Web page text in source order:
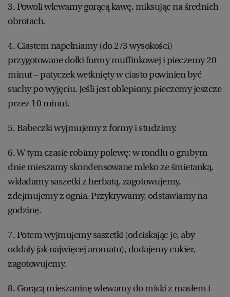
3. Powoli wlewamy gorącą kawę, miksując na średnich
obrotach.
4. Ciastem napełniamy (do 2/3 wysokości)
przygotowane dołki formy muffinkowej i pieczemy 20
minut – patyczek wetknięty w ciasto powinien być
suchy po wyjęciu. Jeśli jest oblepiony, pieczemy jeszcze
przez 10 minut.
5. Babeczki wyjmujemy z formy i studzimy.
6. W tym czasie robimy polewę: w rondlu o grubym
dnie mieszamy skondensowane mleko ze śmietanką,
wkładamy saszetki z herbatą, zagotowujemy,
zdejmujemy z ognia. Przykrywamy, odstawiamy na
godzinę.
7. Potem wyjmujemy saszetki (odciskając je, aby
oddały jak najwięcej aromatu), dodajemy cukier,
zagotowujemy.
8. Gorącą mieszaninę wlewamy do miski z masłem i